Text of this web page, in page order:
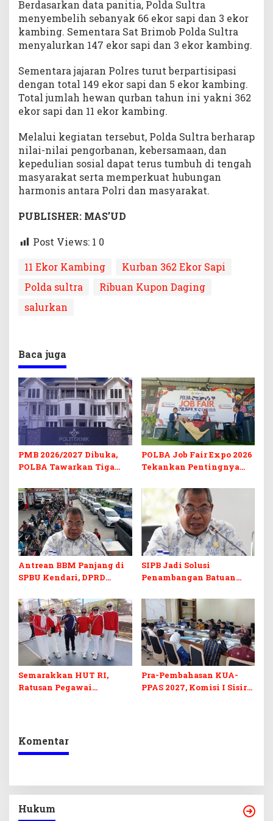
Berdasarkan data panitia, Polda Sultra
menyembelih sebanyak 66 ekor sapi dan 3 ekor
kambing. Sementara Sat Brimob Polda Sultra
menyalurkan 147 ekor sapi dan 3 ekor kambing.
Sementara jajaran Polres turut berpartisipasi
dengan total 149 ekor sapi dan 5 ekor kambing.
Total jumlah hewan qurban tahun ini yakni 362
ekor sapi dan 11 ekor kambing.
Melalui kegiatan tersebut, Polda Sultra berharap
nilai-nilai pengorbanan, kebersamaan, dan
kepedulian sosial dapat terus tumbuh di tengah
masyarakat serta memperkuat hubungan
harmonis antara Polri dan masyarakat.
PUBLISHER: MAS’UD
Post Views: 1 0
11 Ekor Kambing
Kurban 362 Ekor Sapi
Polda sultra
Ribuan Kupon Daging
salurkan
Baca juga
PMB 2026/2027 Dibuka,
POLBA Tawarkan Tiga
Kuliah Gratis
POLBA Job Fair Expo 2026
Tekankan Pentingnya
Digital
Antrean BBM Panjang di
SPBU Kendari, DPRD
Barcode Curang
SIPB Jadi Solusi
Penambangan Batuan
di Sultra
Semarakkan HUT RI,
Ratusan Pegawai
Pra-Pembahasan KUA-
PPAS 2027, Komisi I Sisir
Komentar
Hukum